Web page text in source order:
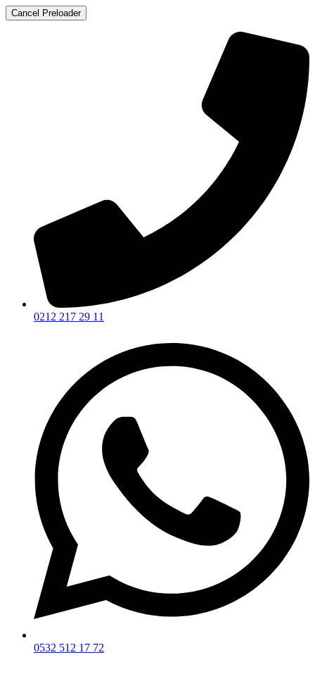
Cancel Preloader
0212 217 29 11
0532 512 17 72